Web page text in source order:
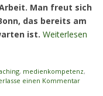
Man freut sich
das bereits am
ist. Weiterlesen
, medienkompetenz,
einen Kommentar